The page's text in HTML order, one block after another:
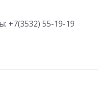
+7(3532) 55-19-19